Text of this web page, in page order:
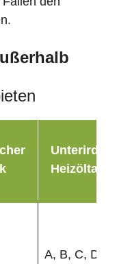
Heizöltank
A, B, C, D